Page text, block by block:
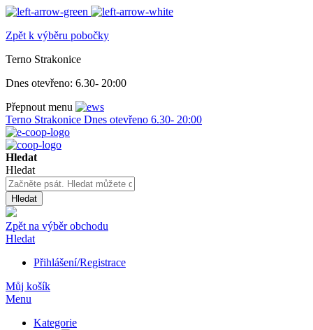
Zpět k výběru pobočky
Terno Strakonice
Dnes otevřeno: 6.30- 20:00
Přepnout menu
Terno Strakonice Dnes otevřeno 6.30- 20:00
Hledat
Hledat
Hledat
Zpět na výběr obchodu
Hledat
Přihlášení/Registrace
Můj košík
Menu
Kategorie